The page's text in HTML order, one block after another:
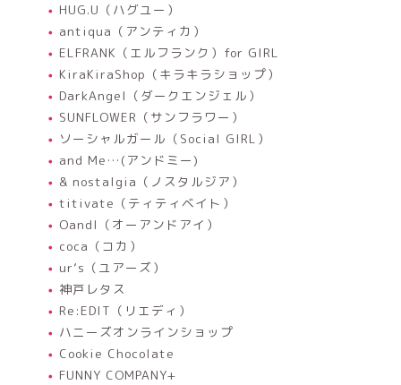
HUG.U（ハグユー）
antiqua（アンティカ）
ELFRANK（エルフランク）for GIRL
KiraKiraShop（キラキラショップ）
DarkAngel（ダークエンジェル）
SUNFLOWER（サンフラワー）
ソーシャルガール（Social GIRL）
and Me…(アンドミー)
& nostalgia（ノスタルジア）
titivate（ティティベイト）
OandI（オーアンドアイ）
coca（コカ）
ur’s（ユアーズ）
神戸レタス
Re:EDIT（リエディ）
ハニーズオンラインショップ
Cookie Chocolate
FUNNY COMPANY+